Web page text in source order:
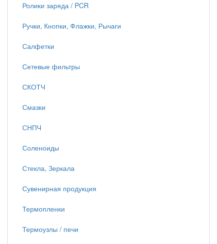
Ролики заряда / PCR
Ручки, Кнопки, Флажки, Рычаги
Салфетки
Сетевые фильтры
СКОТЧ
Смазки
СНПЧ
Соленоиды
Стекла, Зеркала
Сувенирная продукция
Термопленки
Термоузлы / печи